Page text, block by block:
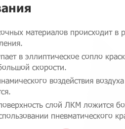
материалов происходит в
в эллиптическое сопло
скорости.
воздействия
слой ЛКМ ложится
пневматического